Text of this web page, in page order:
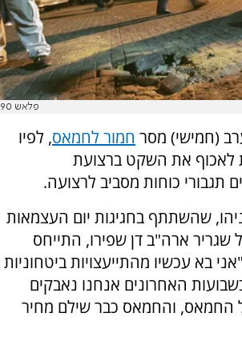
פלאש 90
(חמישי) מסר חמור לחמאס, לפיו
48 שעות לאכוף את השקט ברצועת
תגבורי כוחות מסביב לרצועה.
שהשתתף בחגיגות יום העצמאות
שגריר ארה"ב דן שפירו, התייחס
אני בא עכשיו מהתייעצויות ביטחוניות
האחרונים אנחנו נאבקים
החמאס, והחמאס כבר שילם מחיר